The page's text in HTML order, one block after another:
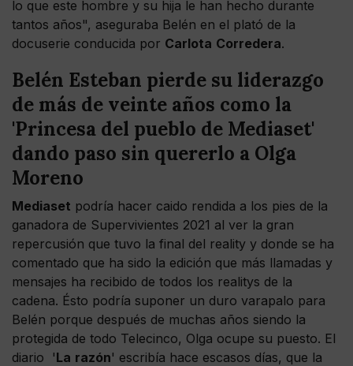
lo que este hombre y su hija le han hecho durante
tantos años", aseguraba Belén en el plató de la
docuserie conducida por Carlota Corredera.
Belén Esteban pierde su liderazgo
de más de veinte años como la
'Princesa del pueblo de Mediaset'
dando paso sin quererlo a Olga
Moreno
Mediaset podría hacer caido rendida a los pies de la
ganadora de Supervivientes 2021 al ver la gran
repercusión que tuvo la final del reality y donde se ha
comentado que ha sido la edición que más llamadas y
mensajes ha recibido de todos los realitys de la
cadena. Ésto podría suponer un duro varapalo para
Belén porque después de muchas años siendo la
protegida de todo Telecinco, Olga ocupe su puesto. El
diario 'La razón' escribía hace escasos días, que la